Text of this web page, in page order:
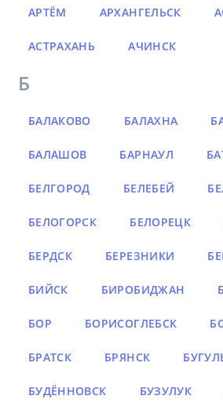
АРТЁМ АРХАНГЕЛЬСК
АСТРАХАНЬ АЧИНСК
Б
БАЛАКОВО БАЛАХНА
БАЛАШОВ БАРНАУЛ
БЕЛГОРОД БЕЛЕБЕЙ
БЕЛОГОРСК БЕЛОРЕЦК
БЕРДСК БЕРЕЗНИКИ
БИЙСК БИРОБИДЖАН
БОР БОРИСОГЛЕБСК
БРАТСК БРЯНСК
БУДЁННОВСК БУЗУЛУК